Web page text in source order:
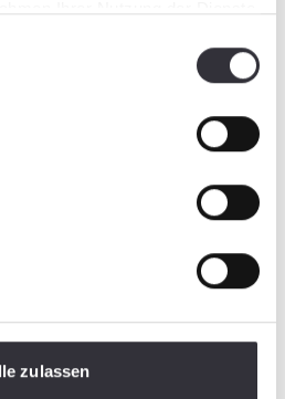
zulassen
di vetro e rifiuti di plastica
rari nelle aree sabbiose